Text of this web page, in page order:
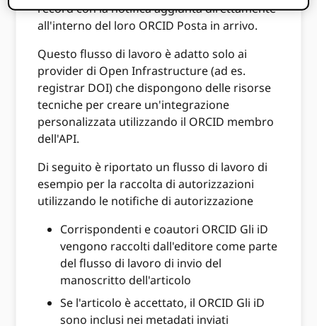
record con la notifica aggiunta direttamente
all'interno del loro ORCID Posta in arrivo.
Questo flusso di lavoro è adatto solo ai
provider di Open Infrastructure (ad es.
registrar DOI) che dispongono delle risorse
tecniche per creare un'integrazione
personalizzata utilizzando il ORCID membro
dell'API.
Di seguito è riportato un flusso di lavoro di
esempio per la raccolta di autorizzazioni
utilizzando le notifiche di autorizzazione
Corrispondenti e coautori ORCID Gli iD
vengono raccolti dall'editore come parte
del flusso di lavoro di invio del
manoscritto dell'articolo
Se l'articolo è accettato, il ORCID Gli iD
sono inclusi nei metadati inviati